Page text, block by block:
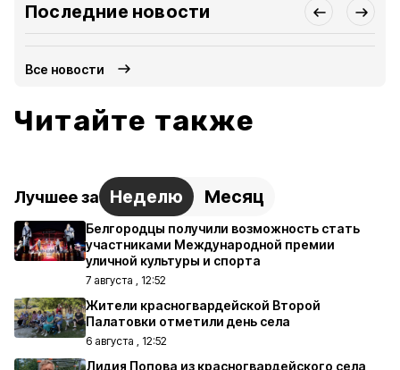
Последние новости
Все новости
Читайте также
Лучшее за Неделю Месяц
Белгородцы получили возможность стать
участниками Международной премии
уличной культуры и спорта
7 августа , 12:52
Жители красногвардейской Второй
Палатовки отметили день села
6 августа , 12:52
Лидия Попова из красногвардейского села